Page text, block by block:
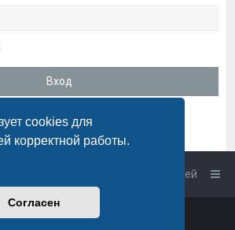
cookies для
корректной работы.
Согласен
Связаться с администрацией
PlanetStyles